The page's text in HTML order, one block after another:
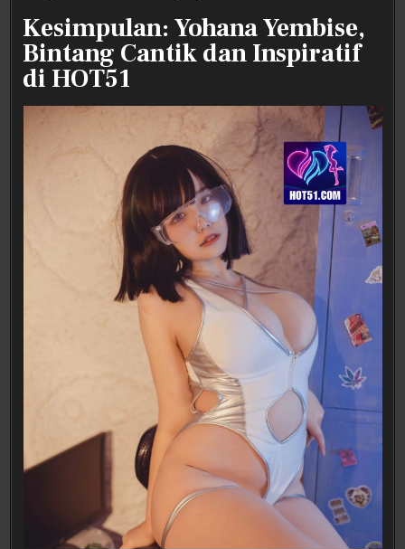
Kesimpulan: Yohana Yembise,
Bintang Cantik dan Inspiratif
di HOT51